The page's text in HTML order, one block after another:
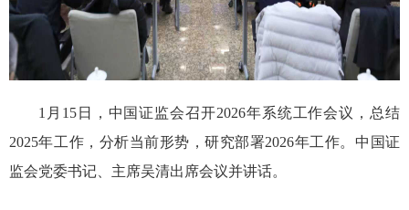
1月15日，中国证监会召开2026年系统工作会议，总结
2025年工作，分析当前形势，研究部署2026年工作。中国证
监会党委书记、主席吴清出席会议并讲话。